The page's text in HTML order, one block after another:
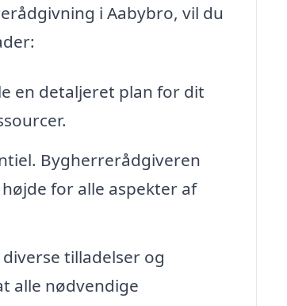
i Aabybro, vil du
en detaljeret plan for dit
Bygherrerådgiveren
for alle aspekter af
tilladelser og
alle nødvendige